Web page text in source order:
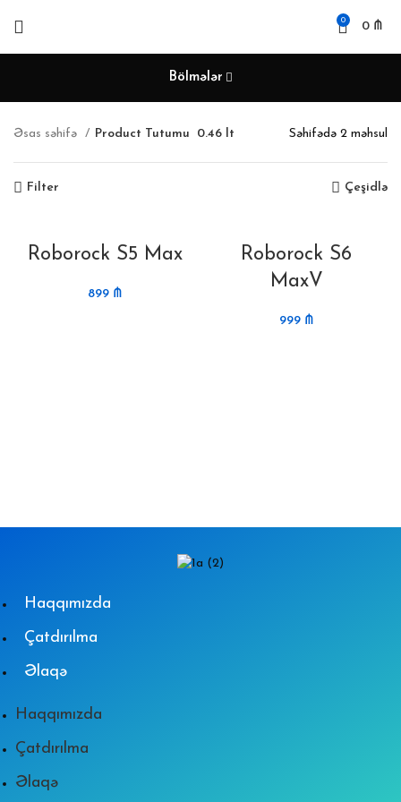
0 0 ₼
Bölmələr
Əsas səhifə Product Tutumu 0.46 lt Səhifədə 2 məhsul
Filter Çeşidlə
Roborock S5 Max
899 ₼
Roborock S6
MaxV
999 ₼
Haqqımızda
Çatdırılma
Əlaqə
Haqqımızda
Çatdırılma
Əlaqə